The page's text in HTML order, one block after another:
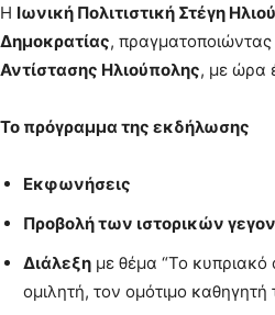
Η Ιωνική Πολιτιστική Στέγη
Δημοκρατίας,
Αντίστασης Ηλιούπολης, με ώρα
Το πρόγραμμα της εκδήλωσης
Εκφωνήσεις
Προβολή των ιστορικών
Διάλεξη με θέμα “Το
ομιλητή, τον ομότιμο